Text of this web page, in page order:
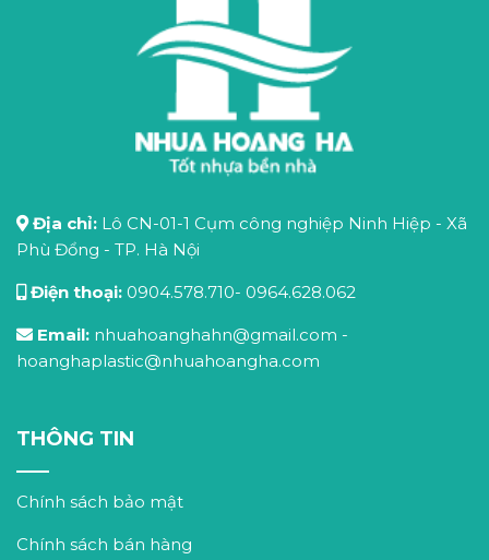
Địa chỉ: Lô CN-01-1 Cụm công nghiệp Ninh Hiệp - Xã
Phù Đổng - TP. Hà Nội
Điện thoại: 0904.578.710- 0964.628.062
Email: nhuahoanghahn@gmail.com -
hoanghaplastic@nhuahoangha.com
THÔNG TIN
Chính sách bảo mật
Chính sách bán hàng